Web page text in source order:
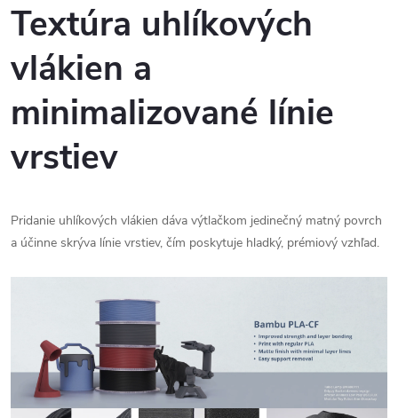
Textúra uhlíkových
vlákien a
minimalizované línie
vrstiev
Pridanie uhlíkových vlákien dáva výtlačkom jedinečný matný povrch
a účinne skrýva línie vrstiev, čím poskytuje hladký, prémiový vzhľad.